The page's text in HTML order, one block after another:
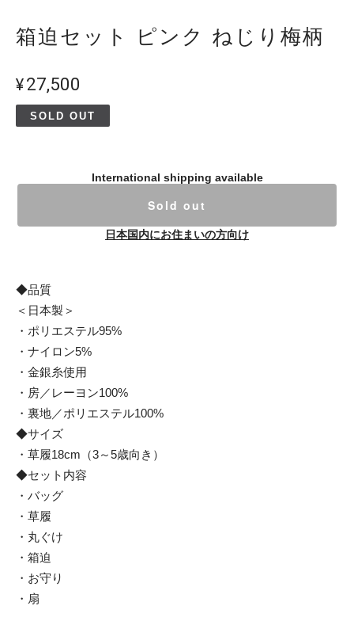
箱迫セット ピンク ねじり梅柄
¥27,500
SOLD OUT
International shipping available
Sold out
日本国内にお住まいの方向け
◆品質
＜日本製＞
・ポリエステル95%
・ナイロン5%
・金銀糸使用
・房／レーヨン100%
・裏地／ポリエステル100%
◆サイズ
・草履18cm（3～5歳向き）
◆セット内容
・バッグ
・草履
・丸ぐけ
・箱迫
・お守り
・扇